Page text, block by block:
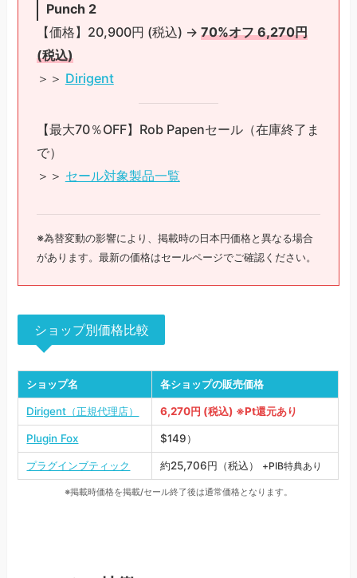
Punch 2
【価格】20,900円 (税込) → 70%オフ 6,270円
(税込)
＞＞ Dirigent
【最大70％OFF】Rob Papenセール（在庫終了ま
で）
＞＞ セール対象製品一覧
※為替変動の影響により、掲載時の日本円価格と異なる場合
があります。最新の価格はセールページでご確認ください。
ショップ別価格比較
ショップ名 各ショップの販売価格
Dirigent（正規代理店） 6,270円 (税込) ※Pt還元あり
Plugin Fox $149）
プラグインブティック 約25,706円（税込） +PIB特典あり
※掲載時価格を掲載/セール終了後は通常価格となります。